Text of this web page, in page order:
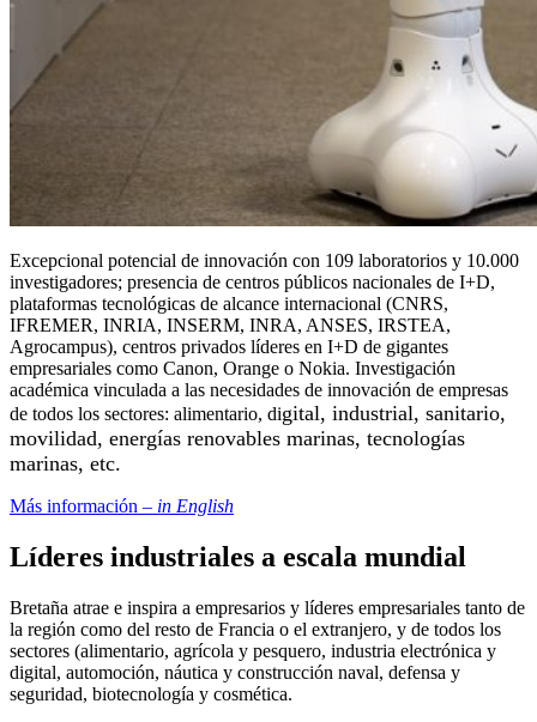
Excepcional potencial de innovación con 109 laboratorios y 10.000
investigadores; presencia de centros públicos nacionales de I+D,
plataformas tecnológicas de alcance internacional (CNRS,
IFREMER, INRIA, INSERM, INRA, ANSES, IRSTEA,
Agrocampus), centros privados líderes en I+D de gigantes
empresariales como Canon, Orange o Nokia. Investigación
académica vinculada a las necesidades de innovación de empresas
de todos los sectores: alimentario, digital, industrial, sanitario,
movilidad, energías renovables marinas, tecnologías
marinas, etc.
Más información – in English
Líderes industriales a escala mundial
Bretaña atrae e inspira a empresarios y líderes empresariales tanto de
la región como del resto de Francia o el extranjero, y de todos los
sectores (alimentario, agrícola y pesquero, industria electrónica y
digital, automoción, náutica y construcción naval, defensa y
seguridad, biotecnología y cosmética.